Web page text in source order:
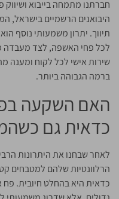
חברתנו מתמחה בייבוא
היבואנים הרשמיים בישראל,
תיווך. יתרון משמעותי נוסף
לכל פחי האשפה, לצד מעבדה
שירות אישי לכל לקוח ומענה
ברמה הגבוהה ביותר.
האם השקעה
כדאית גם
לאחר שבחנו את היתרונות
הרלוונטיות שלהם למטבחים
כדאית היא בהחלט חיובית. פח